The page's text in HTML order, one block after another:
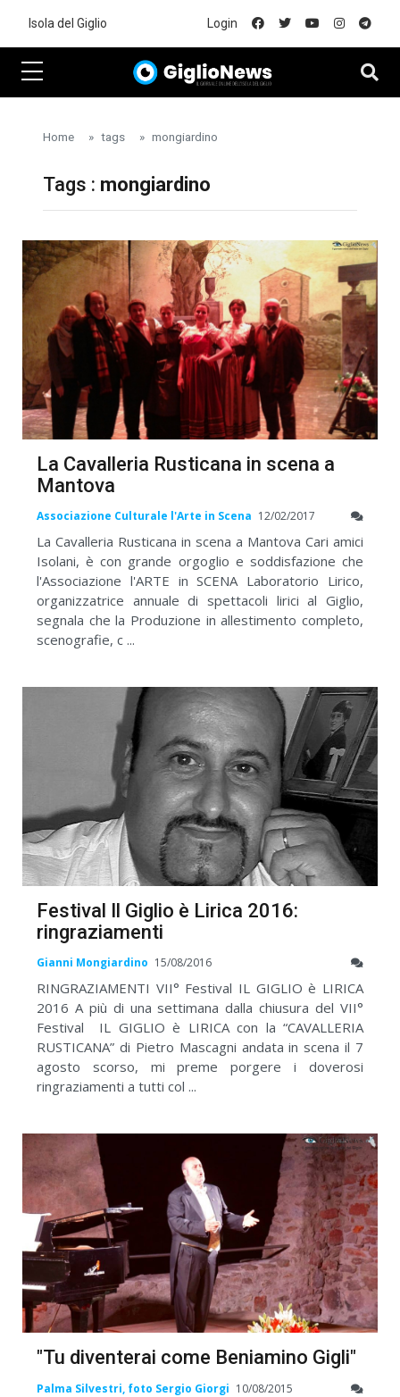
Isola del Giglio Login
Home tags mongiardino
Tags : mongiardino
La Cavalleria Rusticana in scena a
Mantova
Associazione Culturale l'Arte in Scena 12/02/2017
La Cavalleria Rusticana in scena a Mantova Cari amici
Isolani, è con grande orgoglio e soddisfazione che
l'Associazione l'ARTE in SCENA Laboratorio Lirico,
organizzatrice annuale di spettacoli lirici al Giglio,
segnala che la Produzione in allestimento completo,
scenografie, c ...
Festival Il Giglio è Lirica 2016:
ringraziamenti
Gianni Mongiardino 15/08/2016
RINGRAZIAMENTI VII° Festival IL GIGLIO è LIRICA
2016 A più di una settimana dalla chiusura del VII°
Festival IL GIGLIO è LIRICA con la “CAVALLERIA
RUSTICANA” di Pietro Mascagni andata in scena il 7
agosto scorso, mi preme porgere i doverosi
ringraziamenti a tutti col ...
"Tu diventerai come Beniamino Gigli"
Palma Silvestri, foto Sergio Giorgi 10/08/2015